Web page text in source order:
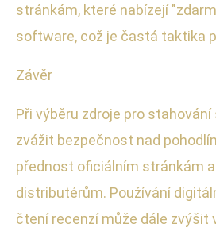
stránkám, které nabízejí
software, což je častá taktika
Závěr
Při výběru zdroje pro
zvážit bezpečnost nad
přednost oficiálním stránkám
distributérům. Používání
čtení recenzí může dále zvýšit